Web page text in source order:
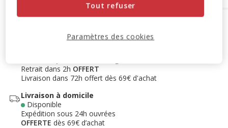
Retrait en magasin
Retrait dans 2h OFFERT
Livraison dans 72h offert dès 69€ d'achat
Livraison à domicile
Disponible
Expédition sous 24h ouvrées
OFFERTE dès 69€ d’achat
Tout refuser
Paramètres des cookies